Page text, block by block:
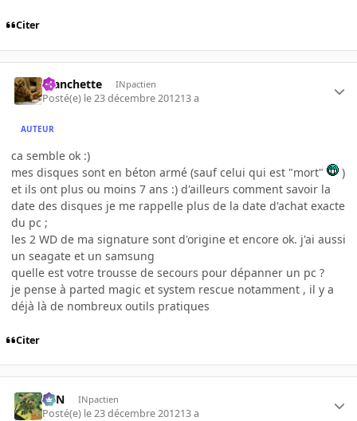
Citer
manchette INpactien
Posté(e) le 23 décembre 201213 a
AUTEUR
ca semble ok :)
mes disques sont en béton armé (sauf celui qui est "mort"
)
et ils ont plus ou moins 7 ans :) d'ailleurs comment savoir la
date des disques je me rappelle plus de la date d'achat exacte
du pc ;
les 2 WD de ma signature sont d'origine et encore ok. j'ai aussi
un seagate et un samsung
quelle est votre trousse de secours pour dépanner un pc ?
je pense à parted magic et system rescue notamment , il y a
déjà là de nombreux outils pratiques
Citer
RFN INpactien
Posté(e) le 23 décembre 201213 a